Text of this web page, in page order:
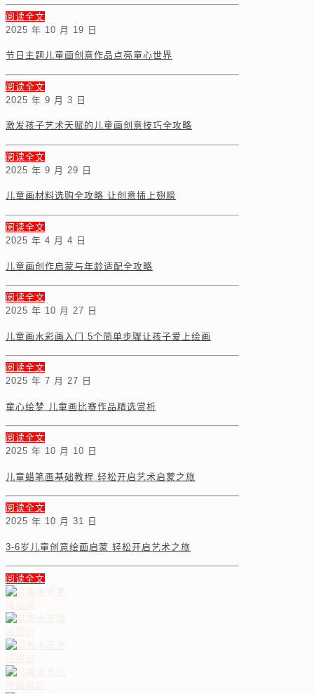
阅读全文
2025 年 10 月 19 日
节日主题儿童画创意作品点亮童心世界
阅读全文
2025 年 9 月 3 日
激发孩子艺术天赋的儿童画创意技巧全攻略
阅读全文
2025 年 9 月 29 日
儿童画材料选购全攻略 让创意插上翅膀
阅读全文
2025 年 4 月 4 日
儿童画创作启蒙与年龄适配全攻略
阅读全文
2025 年 10 月 27 日
儿童画水彩画入门 5个简单步骤让孩子爱上绘画
阅读全文
2025 年 7 月 27 日
童心绘梦 儿童画比赛作品精选赏析
阅读全文
2025 年 10 月 10 日
儿童蜡笔画基础教程 轻松开启艺术启蒙之旅
阅读全文
2025 年 10 月 31 日
3-6岁儿童创意绘画启蒙 轻松开启艺术之旅
阅读全文